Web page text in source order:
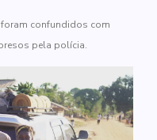
confundidos com
pela polícia.